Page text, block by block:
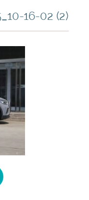
16-02 (2)